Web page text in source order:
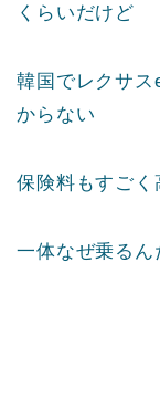
くらいだけど
韓国でレクサ
からない
保険料もすごく
一体なぜ乗るん